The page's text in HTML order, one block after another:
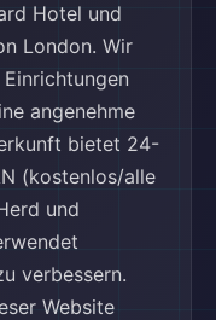
Hotel und
London. Wir
angenehme
bietet 24-
(kostenlos/alle
und
verbessern.
Website